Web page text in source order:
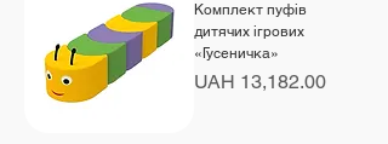
Комплект пуфів
дитячих ігрових
«Гусеничка»
Price
UAH 13,182.00